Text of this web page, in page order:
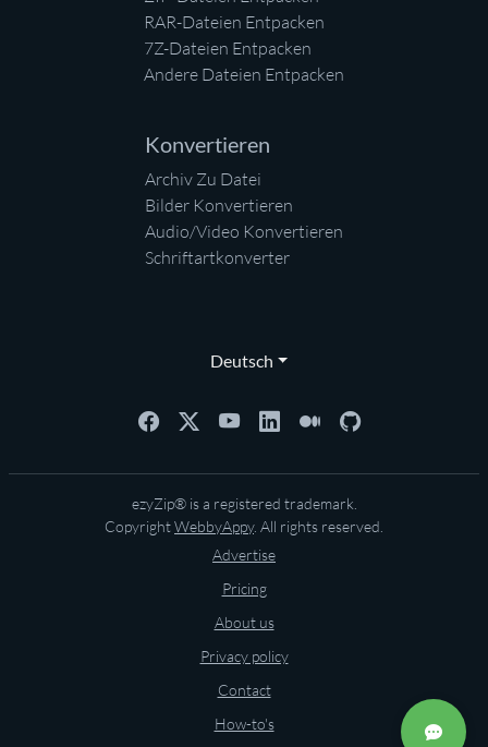
RAR-Dateien Entpacken
7Z-Dateien Entpacken
Andere Dateien Entpacken
Konvertieren
Archiv Zu Datei
Bilder Konvertieren
Audio/Video Konvertieren
Schriftartkonverter
Deutsch
ezyZip® is a registered trademark.
CopyrightWebbyAppy. All rights reserved.
Advertise
Pricing
About us
Privacy policy
Contact
How-to's